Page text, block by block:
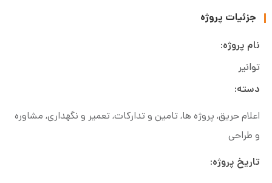
جزئیات پروژه
نام پروژه:
توانیر
دسته:
اعلام حریق, پروژه ها,تامین و تدارکات,تعمیر و نگهداری, مشاوره
و طراحی
تاریخ پروژه: